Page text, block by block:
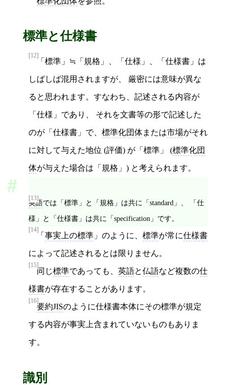
標準と仕様書
[12]
「標準」≒「規格」、「仕様」、「仕様書」は
しばしば混用されますが、 厳密には意味が異な
ると思われます。すなわち、記述される内容が
「仕様」であり、 それを文書等の形で記述した
のが「仕様書」で、 標準化団体または市場がそれ
に対して与えた地位 (評価) が「標準」 (標準化団
体が与えた場合は「規格」) と考えられます。
[13]
英語では「標準」と「規格」は共に「standard」、 「仕
様」と「仕様書」は共に「specification」です。
[14]
「 事実上の標準 」のように、 標準が常に仕様書
によって記述されるとは限りません。
[15]
同じ標準であっても、 英語と仏語など複数の仕
様書が存在することがあります。
[16]
要約JISのように仕様書本体にその標準が規定
する内容が事実上含まれていないものもありま
す。
識別